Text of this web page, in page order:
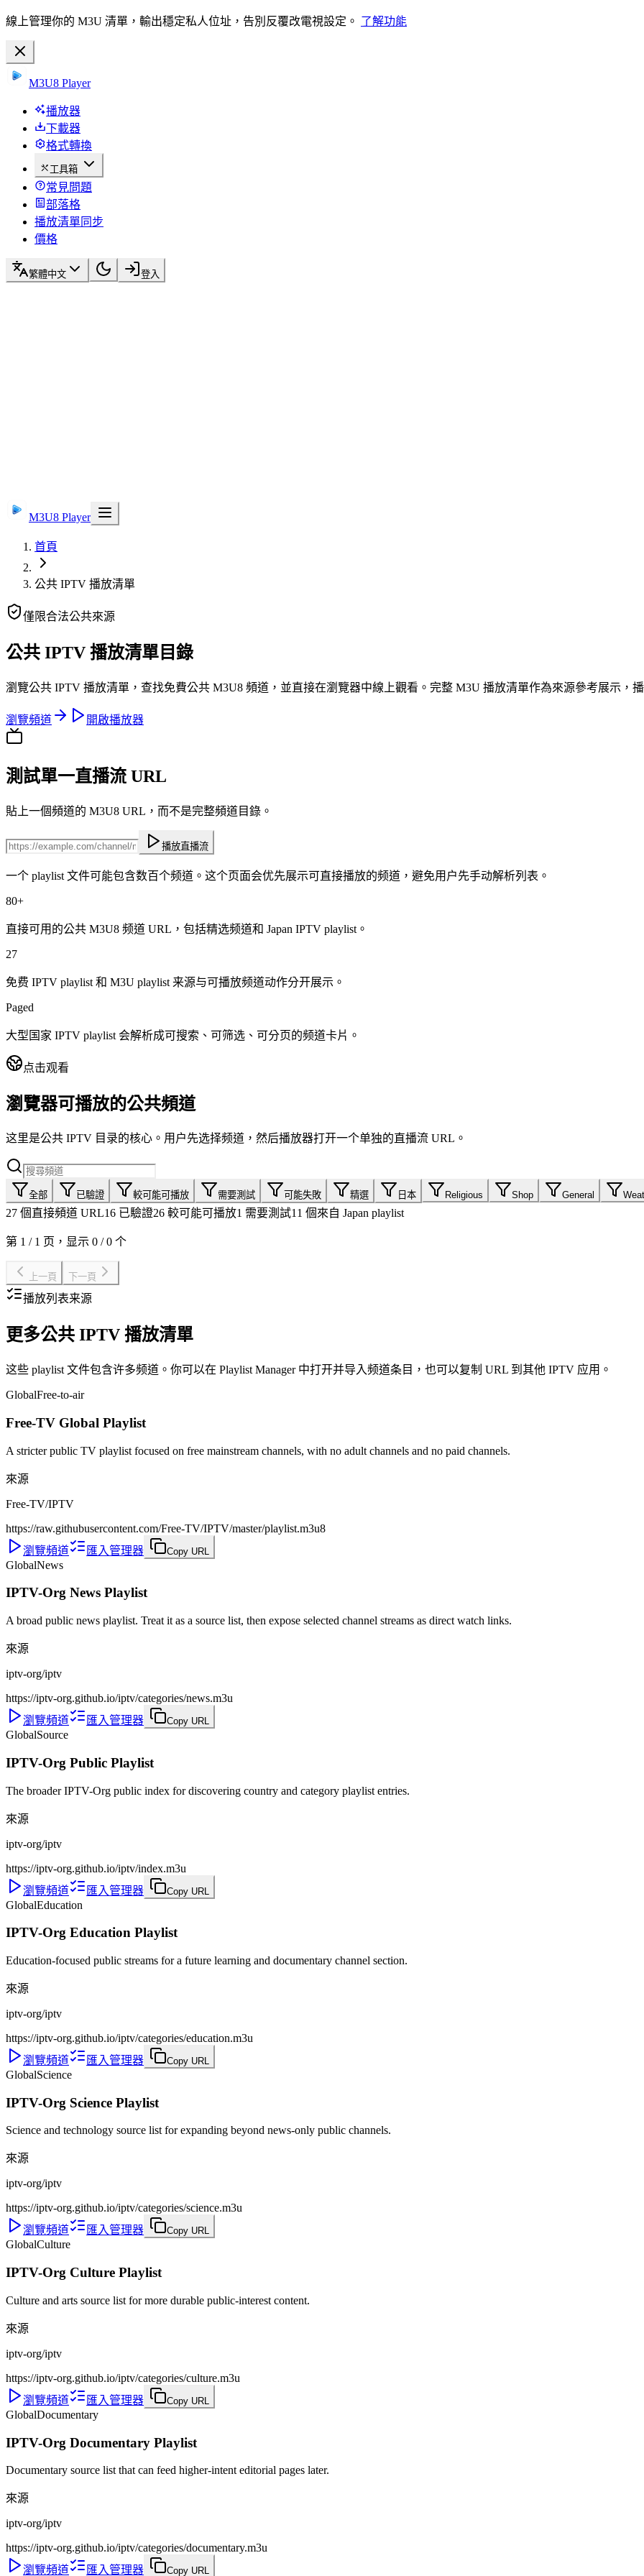
線上管理你的 M3U 清單，輸出穩定私人位址，告別反覆改電視設定。 了解功能
M3U8 Player
播放器
下載器
格式轉換
工具箱
常見問題
部落格
播放清單同步
價格
繁體中文 登入
M3U8 Player
首頁
公共 IPTV 播放清單
僅限合法公共來源
公共 IPTV 播放清單目錄
瀏覽公共 IPTV 播放清單，查找免費公共 M3U8 頻道，並直接在瀏覽器中線上觀看。完整 M3U 播放清單作為來源參考展示，
瀏覽頻道 開啟播放器
測試單一直播流 URL
貼上一個頻道的 M3U8 URL，而不是完整頻道目錄。
播放直播流
一个 playlist 文件可能包含数百个频道。这个页面会优先展示可直接播放的频道，避免用户先手动解析列表。
80+
直接可用的公共 M3U8 频道 URL，包括精选频道和 Japan IPTV playlist。
27
免费 IPTV playlist 和 M3U playlist 来源与可播放频道动作分开展示。
Paged
大型国家 IPTV playlist 会解析成可搜索、可筛选、可分页的频道卡片。
点击观看
瀏覽器可播放的公共頻道
这里是公共 IPTV 目录的核心。用户先选择频道，然后播放器打开一个单独的直播流 URL。
全部 已驗證 較可能可播放 需要測試 可能失敗 精選 日本 Religious Shop General
27 個直接頻道 URL16 已驗證26 較可能可播放1 需要測試11 個來自 Japan playlist
第 1 / 1 页，显示 0 / 0 个
上一頁 下一頁
播放列表来源
更多公共 IPTV 播放清單
这些 playlist 文件包含许多频道。你可以在 Playlist Manager 中打开并导入频道条目，也可以复制 URL 到其他 IPTV 应用。
GlobalFree-to-air
Free-TV Global Playlist
A stricter public TV playlist focused on free mainstream channels, with no adult channels and no paid channels.
來源
Free-TV/IPTV
https://raw.githubusercontent.com/Free-TV/IPTV/master/playlist.m3u8
瀏覽頻道
匯入管理器 Copy URL
GlobalNews
IPTV-Org News Playlist
A broad public news playlist. Treat it as a source list, then expose selected channel streams as direct watch links.
來源
iptv-org/iptv
https://iptv-org.github.io/iptv/categories/news.m3u
瀏覽頻道
匯入管理器 Copy URL
GlobalSource
IPTV-Org Public Playlist
The broader IPTV-Org public index for discovering country and category playlist entries.
來源
iptv-org/iptv
https://iptv-org.github.io/iptv/index.m3u
瀏覽頻道
匯入管理器 Copy URL
GlobalEducation
IPTV-Org Education Playlist
Education-focused public streams for a future learning and documentary channel section.
來源
iptv-org/iptv
https://iptv-org.github.io/iptv/categories/education.m3u
瀏覽頻道
匯入管理器 Copy URL
GlobalScience
IPTV-Org Science Playlist
Science and technology source list for expanding beyond news-only public channels.
來源
iptv-org/iptv
https://iptv-org.github.io/iptv/categories/science.m3u
瀏覽頻道
匯入管理器 Copy URL
GlobalCulture
IPTV-Org Culture Playlist
Culture and arts source list for more durable public-interest content.
來源
iptv-org/iptv
https://iptv-org.github.io/iptv/categories/culture.m3u
瀏覽頻道
匯入管理器 Copy URL
GlobalDocumentary
IPTV-Org Documentary Playlist
Documentary source list that can feed higher-intent editorial pages later.
來源
iptv-org/iptv
https://iptv-org.github.io/iptv/categories/documentary.m3u
瀏覽頻道
匯入管理器 Copy URL